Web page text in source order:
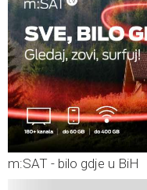
m:SAT - bilo gdje u BiH